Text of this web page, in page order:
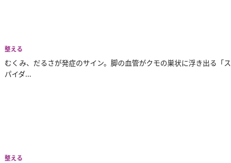
整える
むくみ、だるさが発症のサイン。脚の血管がクモの巣状に浮き出る「ス
パイダ...
整える